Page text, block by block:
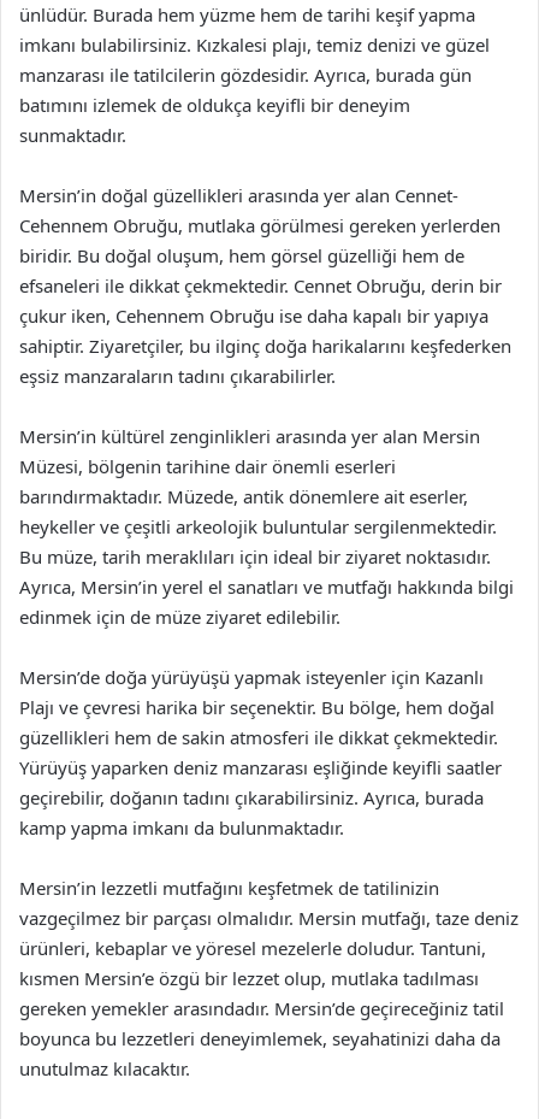
ünlüdür. Burada hem yüzme hem de tarihi keşif yapma
imkanı bulabilirsiniz. Kızkalesi plajı, temiz denizi ve güzel
manzarası ile tatilcilerin gözdesidir. Ayrıca, burada gün
batımını izlemek de oldukça keyifli bir deneyim
sunmaktadır.
Mersin’in doğal güzellikleri arasında yer alan Cennet-
Cehennem Obruğu, mutlaka görülmesi gereken yerlerden
biridir. Bu doğal oluşum, hem görsel güzelliği hem de
efsaneleri ile dikkat çekmektedir. Cennet Obruğu, derin bir
çukur iken, Cehennem Obruğu ise daha kapalı bir yapıya
sahiptir. Ziyaretçiler, bu ilginç doğa harikalarını keşfederken
eşsiz manzaraların tadını çıkarabilirler.
Mersin’in kültürel zenginlikleri arasında yer alan Mersin
Müzesi, bölgenin tarihine dair önemli eserleri
barındırmaktadır. Müzede, antik dönemlere ait eserler,
heykeller ve çeşitli arkeolojik buluntular sergilenmektedir.
Bu müze, tarih meraklıları için ideal bir ziyaret noktasıdır.
Ayrıca, Mersin’in yerel el sanatları ve mutfağı hakkında bilgi
edinmek için de müze ziyaret edilebilir.
Mersin’de doğa yürüyüşü yapmak isteyenler için Kazanlı
Plajı ve çevresi harika bir seçenektir. Bu bölge, hem doğal
güzellikleri hem de sakin atmosferi ile dikkat çekmektedir.
Yürüyüş yaparken deniz manzarası eşliğinde keyifli saatler
geçirebilir, doğanın tadını çıkarabilirsiniz. Ayrıca, burada
kamp yapma imkanı da bulunmaktadır.
Mersin’in lezzetli mutfağını keşfetmek de tatilinizin
vazgeçilmez bir parçası olmalıdır. Mersin mutfağı, taze deniz
ürünleri, kebaplar ve yöresel mezelerle doludur. Tantuni,
kısmen Mersin’e özgü bir lezzet olup, mutlaka tadılması
gereken yemekler arasındadır. Mersin’de geçireceğiniz tatil
boyunca bu lezzetleri deneyimlemek, seyahatinizi daha da
unutulmaz kılacaktır.